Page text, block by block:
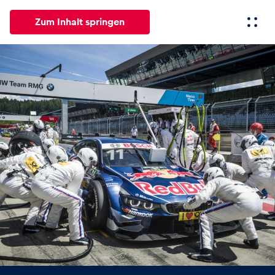
Zum Inhalt springen
Alle News Events Erlebnisse Seiten
News
Alle anzeigen
Events
Alle anzeigen